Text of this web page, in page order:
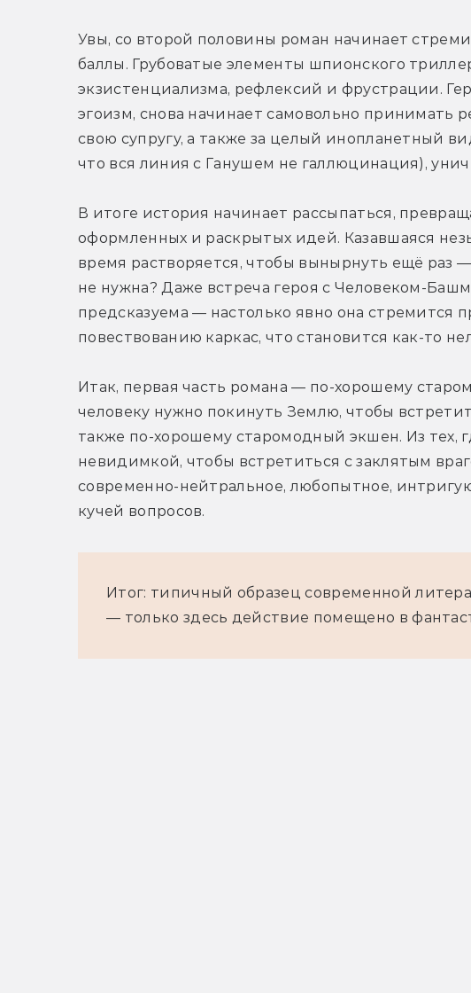
Увы, со второй половины роман начинает
баллы. Грубоватые элементы шпионского
экзистенциализма, рефлексий и фрустрации.
эгоизм, снова начинает самовольно принимать
свою супругу, а также за целый инопланетный
что вся линия с Ганушем не галлюцинация),
В итоге история начинает рассыпаться,
оформленных и раскрытых идей. Казавшаяся
время растворяется, чтобы вынырнуть ещё раз
не нужна? Даже встреча героя с Человеком-
предсказуема — настолько явно она стремится
повествованию каркас, что становится как-то
Итак, первая часть романа — по-хорошему
человеку нужно покинуть Землю, чтобы
также по-хорошему старомодный экшен. Из тех,
невидимкой, чтобы встретиться с заклятым
современно-нейтральное, любопытное,
кучей вопросов.
Итог: типичный образец современной
— только здесь действие помещено в